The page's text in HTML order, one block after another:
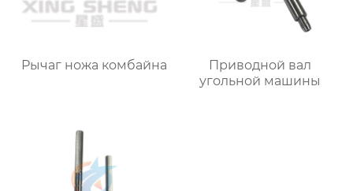
Рычаг ножа комбайна
Приводной вал
угольной машины